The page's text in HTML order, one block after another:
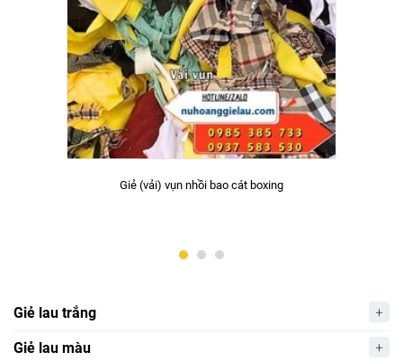
Giẻ (vải) vụn nhồi bao cát boxing
Giẻ lau trắng
Giẻ lau màu